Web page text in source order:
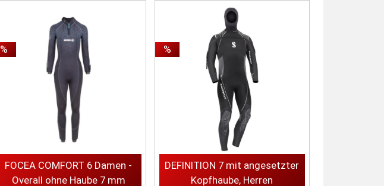
%
FOCEA COMFORT 6 Damen -
Overall ohne Haube 7 mm
%
DEFINITION 7 mit angesetzter
Kopfhaube, Herren